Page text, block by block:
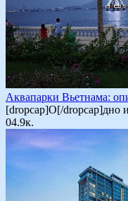
Аквапарки Вьетнама:
[dropcap]О[/dropcap]дно
04.9к.